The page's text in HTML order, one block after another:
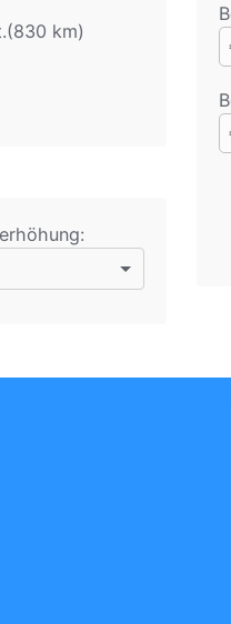
(830 km)